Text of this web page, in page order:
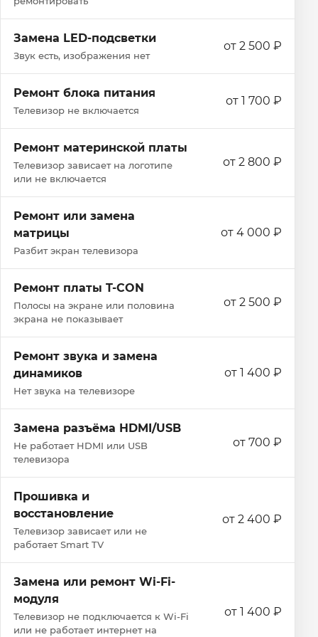
Замена LED-подсветки
Звук есть, изображения нет
от 2 500 ₽
Ремонт блока питания
Телевизор не включается
от 1 700 ₽
Ремонт материнской платы
Телевизор зависает на логотипе
или не включается
от 2 800 ₽
Ремонт или замена
матрицы
Разбит экран телевизора
от 4 000 ₽
Ремонт платы T-CON
Полосы на экране или половина
экрана не показывает
от 2 500 ₽
Ремонт звука и замена
динамиков
Нет звука на телевизоре
от 1 400 ₽
Замена разъёма HDMI/USB
Не работает HDMI или USB
телевизора
от 700 ₽
Прошивка и
восстановление
Телевизор зависает или не
работает Smart TV
от 2 400 ₽
Замена или ремонт Wi‑Fi-
модуля
Телевизор не подключается к Wi‑Fi
или не работает интернет на
от 1 400 ₽